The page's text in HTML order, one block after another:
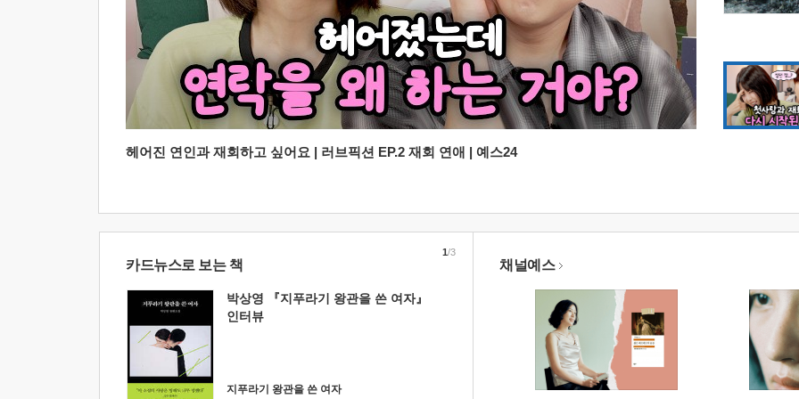
헤어진 연인과 재회하고 싶어요 | 러브픽션 EP.2 재회 연애 | 예스24
카드뉴스로 보는 책
박상영 『지푸라기 왕관을 쓴 여자』
인터뷰
지푸라기 왕관을 쓴 여자
1/3
채널예스